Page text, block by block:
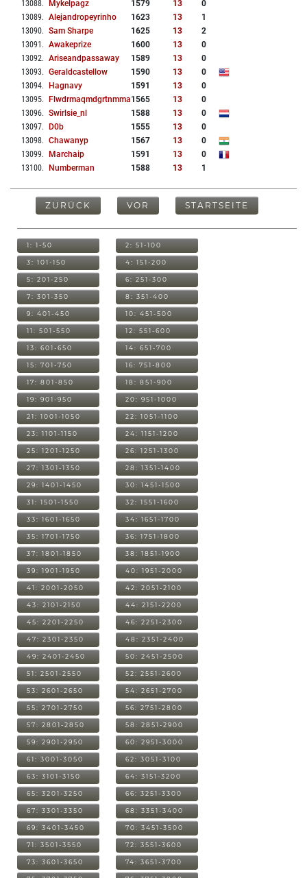
13088. Mykelpagz 1579 13
0
13089. Alejandropeyrinho 1623 13
1
13090. Sam Sharpe 1625 13
2
13091 . Awakeprize 1600 13
0
13092. Ariseandpassaway 1589 13
0
13093. Geraldcastellow 1590 13
0
13094. Hagnavy 1591 13
0
13095. Flwdrmaqmdgrtnmmak1565 13
0
13096. Swirlsie_nl 1588 13
0
13097. D0b 1555 13
0
13098. Chawanyp 1567 13
0
13099. Marchaip 1591 13
0
13100. Numberman 1588 13 1
ZURÜCK VOR STARTSEITE
1: 1-50 2: 51-100
3: 101-150 4: 151-200
5: 201-250 6: 251-300
7: 301-350 8: 351-400
9: 401-450 10: 451-500
11: 501-550 12: 551-600
13: 601-650 14: 651-700
15: 701-750 16: 751-800
17: 801-850 18: 851-900
19: 901-950 20: 951-1000
21: 1001-1050 22: 1051-1100
23: 1101-1150 24: 1151-1200
25: 1201-1250 26: 1251-1300
27: 1301-1350 28: 1351-1400
29: 1401-1450 30: 1451-1500
31: 1501-1550 32: 1551-1600
33: 1601-1650 34: 1651-1700
35: 1701-1750 36: 1751-1800
37: 1801-1850 38: 1851-1900
39: 1901-1950 40: 1951-2000
41: 2001-2050 42: 2051-2100
43: 2101-2150 44: 2151-2200
45: 2201-2250 46: 2251-2300
47: 2301-2350 48: 2351-2400
49: 2401-2450 50: 2451-2500
51: 2501-2550 52: 2551-2600
53: 2601-2650 54: 2651-2700
55: 2701-2750 56: 2751-2800
57: 2801-2850 58: 2851-2900
59: 2901-2950 60: 2951-3000
61: 3001-3050 62: 3051-3100
63: 3101-3150 64: 3151-3200
65: 3201-3250 66: 3251-3300
67: 3301-3350 68: 3351-3400
69: 3401-3450 70: 3451-3500
71: 3501-3550 72: 3551-3600
73: 3601-3650 74: 3651-3700